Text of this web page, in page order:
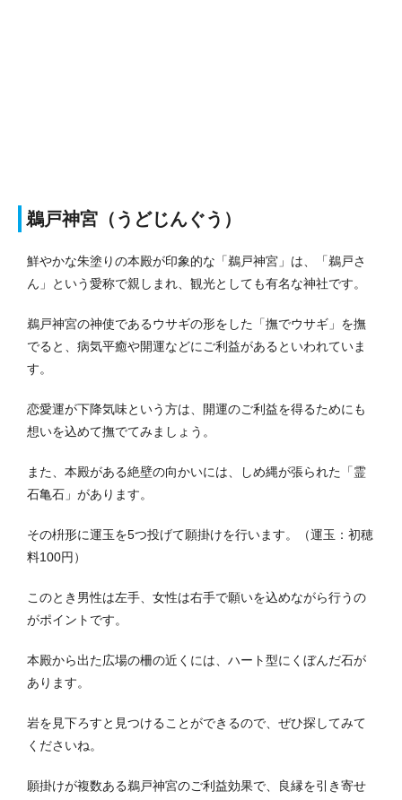
鵜戸神宮（うどじんぐう）
鮮やかな朱塗りの本殿が印象的な「鵜戸神宮」は、「鵜戸さ
ん」という愛称で親しまれ、観光としても有名な神社です。
鵜戸神宮の神使であるウサギの形をした「撫でウサギ」を撫
でると、病気平癒や開運などにご利益があるといわれていま
す。
恋愛運が下降気味という方は、開運のご利益を得るためにも
想いを込めて撫でてみましょう。
また、本殿がある絶壁の向かいには、しめ縄が張られた「霊
石亀石」があります。
その枡形に運玉を5つ投げて願掛けを行います。（運玉：初穂
料100円）
このとき男性は左手、女性は右手で願いを込めながら行うの
がポイントです。
本殿から出た広場の柵の近くには、ハート型にくぼんだ石が
あります。
岩を見下ろすと見つけることができるので、ぜひ探してみて
くださいね。
願掛けが複数ある鵜戸神宮のご利益効果で、良縁を引き寄せ